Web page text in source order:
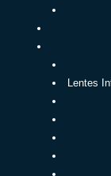
Lentes